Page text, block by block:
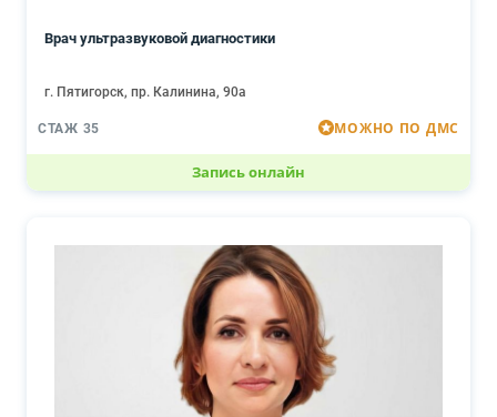
Врач ультразвуковой диагностики
г. Пятигорск, пр. Калинина, 90а
СТАЖ 35 МОЖНО ПО ДМС
Запись онлайн